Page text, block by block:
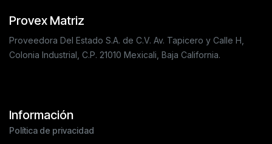
Provex Matriz
Proveedora Del Estado S.A. de C.V. Av. Tapicero y Calle H,
Colonia Industrial, C.P. 21010 Mexicali, Baja California.
Información
Política de privacidad